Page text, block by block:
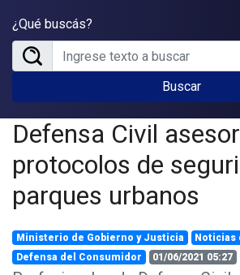
¿Qué buscás?
Buscar
Defensa Civil
protocolos de
parques urbanos
Ministerio de Gobierno y Justicia
Noticias
Defensa del Consumidor
01/06/2021 05:27